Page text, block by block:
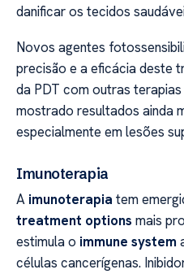
danificar os tecidos
Novos agentes
precisão e a eficácia deste
da PDT com outras
mostrado resultados ainda
especialmente em lesões
Imunoterapia
A imunoterapia tem
treatment options mais
estimula o immune system
células cancerígenas.